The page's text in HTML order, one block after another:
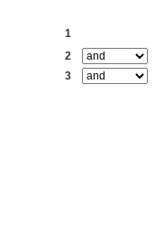
1
2
3